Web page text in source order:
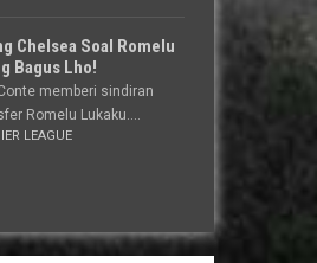
Chelsea Soal Romelu
Bagus Lho!
memberi sindiran
Romelu Lukaku....
LEAGUE